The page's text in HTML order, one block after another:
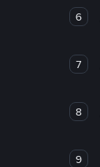
6
7
8
9